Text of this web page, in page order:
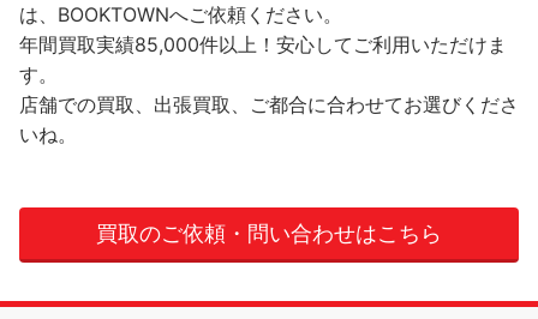
は、BOOKTOWNへご依頼ください。
年間買取実績85,000件以上！安心してご利用いただけま
す。
店舗での買取、出張買取、ご都合に合わせてお選びくださ
いね。
買取のご依頼・問い合わせはこちら